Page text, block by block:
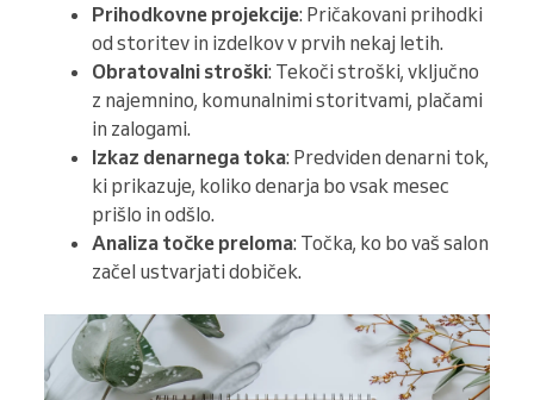
Prihodkovne projekcije: Pričakovani prihodki
od storitev in izdelkov v prvih nekaj letih.
Obratovalni stroški: Tekoči stroški, vključno
z najemnino, komunalnimi storitvami, plačami
in zalogami.
Izkaz denarnega toka: Predviden denarni tok,
ki prikazuje, koliko denarja bo vsak mesec
prišlo in odšlo.
Analiza točke preloma: Točka, ko bo vaš salon
začel ustvarjati dobiček.